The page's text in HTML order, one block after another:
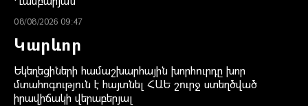
08/08/2026 09:47
Կարևոր
Եկեղեցիների համաշխարհային խորհուրդը խոր
մտահոգություն է հայտնել ՀԱԵ շուրջ ստեղծված
իրավիճակի վերաբերյալ